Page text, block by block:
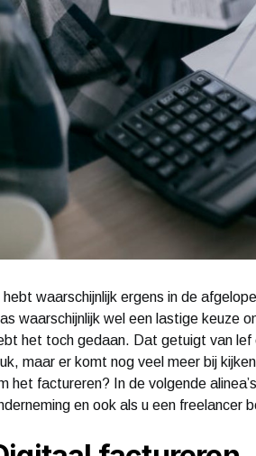
hebt waarschijnlijk ergens in de
waarschijnlijk wel een lastige keuze
het toch gedaan. Dat getuigt van
maar er komt nog veel meer bij
het factureren? In de volgende
en ook als u een freelancer